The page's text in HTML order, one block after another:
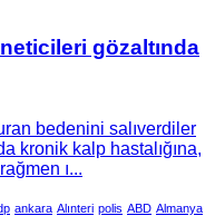
gözaltında
bedenini salıverdiler
kronik kalp hastalığına,
ı...
ankara Alınteri polis ABD Almanya